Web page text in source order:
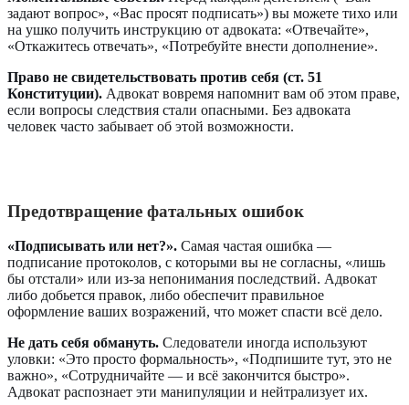
задают вопрос», «Вас просят подписать») вы можете тихо или
на ушко получить инструкцию от адвоката: «Отвечайте»,
«Откажитесь отвечать», «Потребуйте внести дополнение».
Право не свидетельствовать против себя (ст. 51
Конституции). Адвокат вовремя напомнит вам об этом праве,
если вопросы следствия стали опасными. Без адвоката
человек часто забывает об этой возможности.
Предотвращение фатальных ошибок
«Подписывать или нет?». Самая частая ошибка —
подписание протоколов, с которыми вы не согласны, «лишь
бы отстали» или из-за непонимания последствий. Адвокат
либо добьется правок, либо обеспечит правильное
оформление ваших возражений, что может спасти всё дело.
Не дать себя обмануть. Следователи иногда используют
уловки: «Это просто формальность», «Подпишите тут, это не
важно», «Сотрудничайте — и всё закончится быстро».
Адвокат распознает эти манипуляции и нейтрализует их.